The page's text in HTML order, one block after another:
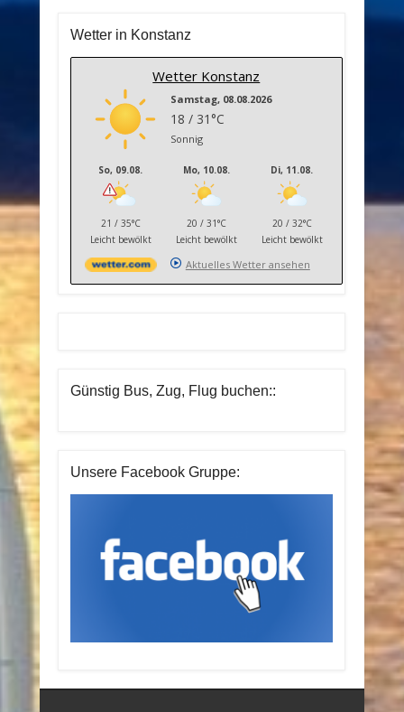
Wetter in Konstanz
Wetter Konstanz
Samstag, 08.08.2026
18 / 31°C
Sonnig
So, 09.08.
21 / 35°C
Leicht bewölkt
Mo, 10.08.
20 / 31°C
Leicht bewölkt
Di, 11.08.
20 / 32°C
Leicht bewölkt
Aktuelles Wetter ansehen
Günstig Bus, Zug, Flug buchen::
Unsere Facebook Gruppe: